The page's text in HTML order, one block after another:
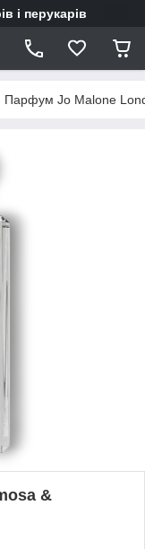
і перукарів
Парфум Jo Malone
&